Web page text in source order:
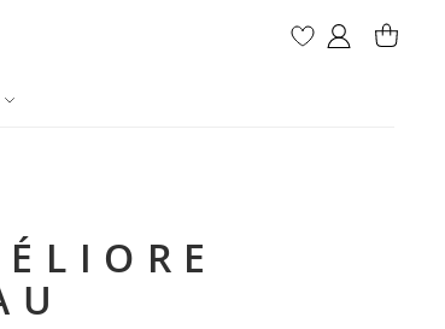
Mon compte
MY